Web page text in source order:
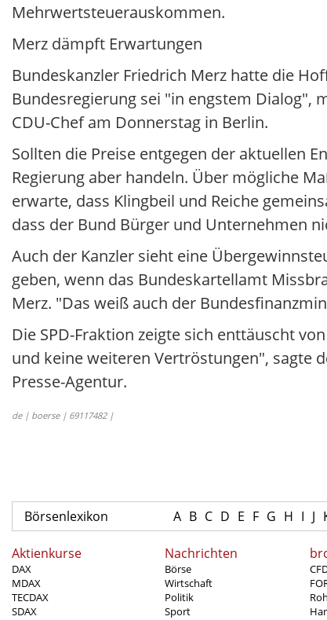
Mehrwertsteuerauskommen.
Merz dämpft Erwartungen
Bundeskanzler Friedrich Merz hatte die
Bundesregierung sei "in engstem Dialog",
CDU-Chef am Donnerstag in Berlin.
Sollten die Preise entgegen der aktuellen
Regierung aber handeln. Über mögliche
erwarte, dass Klingbeil und Reiche
dass der Bund Bürger und Unternehmen
Auch der Kanzler sieht eine
geben, wenn das Bundeskartellamt
Merz. "Das weiß auch der
Die SPD-Fraktion zeigte sich enttäuscht
und keine weiteren Vertröstungen", sagte
Presse-Agentur.
de | boerse | 69117482 |
Börsenlexikon A B C D E F G H I J
Aktienkurse
DAX
MDAX
TECDAX
SDAX
Nachrichten
Börse
Wirtschaft
Politik
Sport